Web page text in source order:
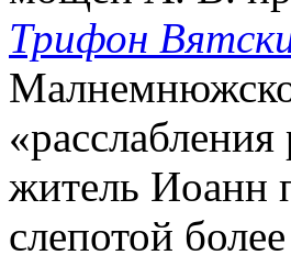
Трифон
житель Иоанн
слепотой